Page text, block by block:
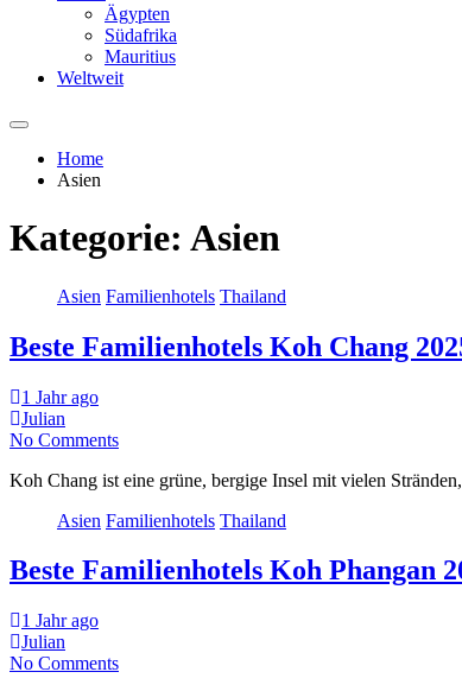
Ägypten
Südafrika
Mauritius
Weltweit
Home
Asien
Kategorie: Asien
Asien Familienhotels Thailand
Beste Familienhotels Koh Chang
1 Jahr ago
Julian
No Comments
Koh Chang ist eine grüne, bergige Insel mit vielen
Asien Familienhotels Thailand
Beste Familienhotels Koh Phangan
1 Jahr ago
Julian
No Comments